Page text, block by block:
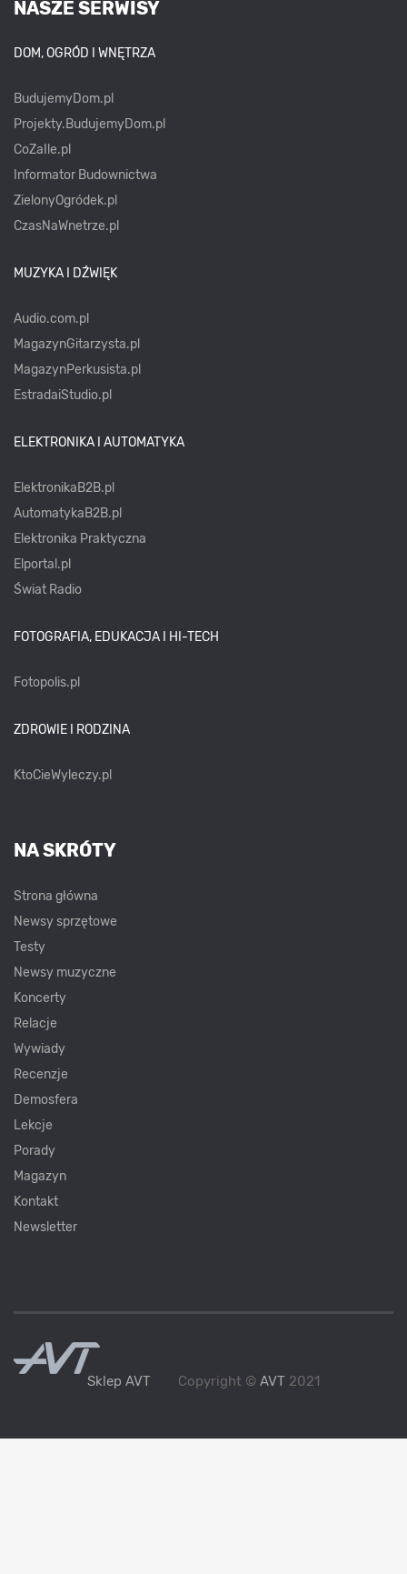
NASZE SERWISY
DOM, OGRÓD I WNĘTRZA
BudujemyDom.pl
Projekty.BudujemyDom.pl
CoZaIle.pl
Informator Budownictwa
ZielonyOgródek.pl
CzasNaWnetrze.pl
MUZYKA I DŹWIĘK
Audio.com.pl
MagazynGitarzysta.pl
MagazynPerkusista.pl
EstradaiStudio.pl
ELEKTRONIKA I AUTOMATYKA
ElektronikaB2B.pl
AutomatykaB2B.pl
Elektronika Praktyczna
Elportal.pl
Świat Radio
FOTOGRAFIA, EDUKACJA I HI-TECH
Fotopolis.pl
ZDROWIE I RODZINA
KtoCieWyleczy.pl
NA SKRÓTY
Strona główna
Newsy sprzętowe
Testy
Newsy muzyczne
Koncerty
Relacje
Wywiady
Recenzje
Demosfera
Lekcje
Porady
Magazyn
Kontakt
Newsletter
Sklep AVT Copyright © AVT 2021